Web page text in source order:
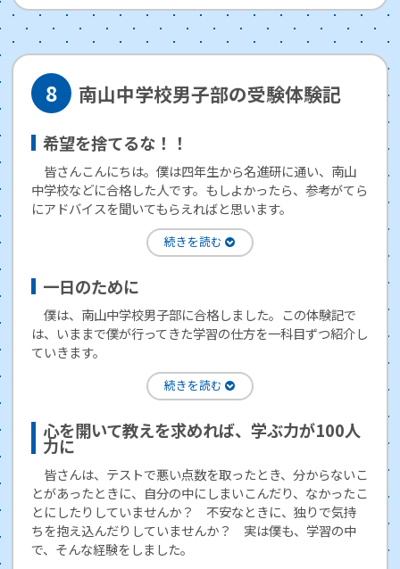
南山中学校男子部の受験体験記
希望を捨てるな！！
皆さんこんにちは。僕は四年生から名進研に通い、南山
中学校などに合格した人です。もしよかったら、参考がてら
にアドバイスを聞いてもらえればと思います。
一日のために
僕は、南山中学校男子部に合格しました。この体験記で
は、いままで僕が行ってきた学習の仕方を一科目ずつ紹介し
ていきます。
心を開いて教えを求めれば、学ぶ力が100人
力に
皆さんは、テストで悪い点数を取ったとき、分からないこ
とがあったときに、自分の中にしまいこんだり、なかったこ
とにしたりしていませんか？ 不安なときに、独りで気持
ちを抱え込んだりしていませんか？ 実は僕も、学習の中
で、そんな経験をしました。